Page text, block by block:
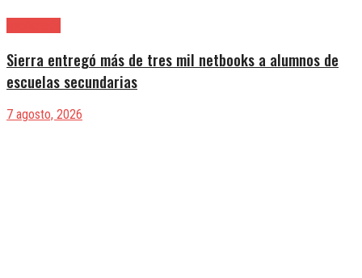
Sierra entregó más de tres mil netbooks a alumnos de
escuelas secundarias
7 agosto, 2026